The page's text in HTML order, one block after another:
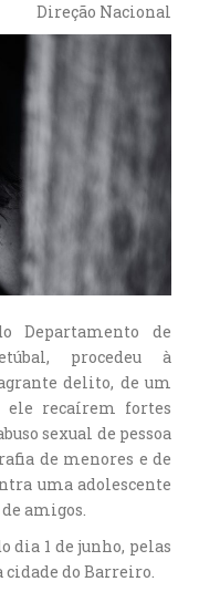
Direção Nacional
Departamento de
procedeu à
delito, de um
ele recaírem fortes
sexual de pessoa
de menores e de
uma adolescente
amigos.
dia 1 de junho, pelas
do Barreiro.